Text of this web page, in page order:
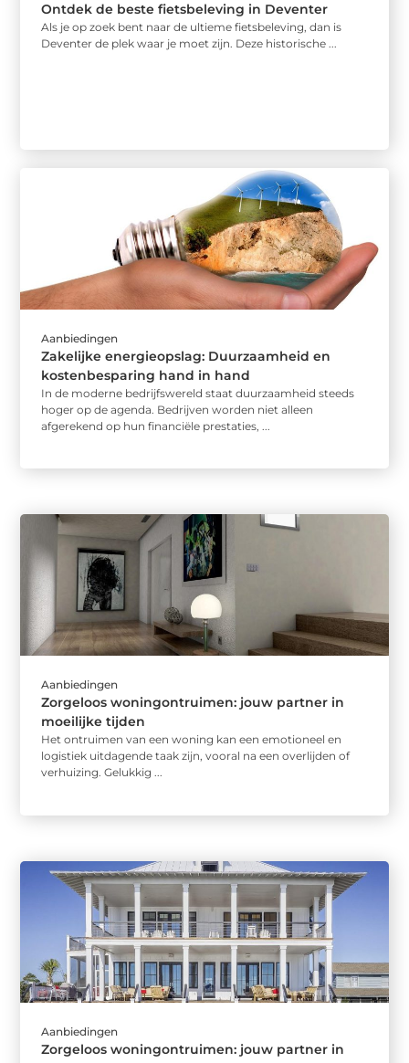
Ontdek de beste fietsbeleving in Deventer
Als je op zoek bent naar de ultieme fietsbeleving, dan is
Deventer de plek waar je moet zijn. Deze historische ...
Aanbiedingen
Zakelijke energieopslag: Duurzaamheid en
kostenbesparing hand in hand
In de moderne bedrijfswereld staat duurzaamheid steeds
hoger op de agenda. Bedrijven worden niet alleen
afgerekend op hun financiële prestaties, ...
Aanbiedingen
Zorgeloos woningontruimen: jouw partner in
moeilijke tijden
Het ontruimen van een woning kan een emotioneel en
logistiek uitdagende taak zijn, vooral na een overlijden of
verhuizing. Gelukkig ...
Aanbiedingen
Zorgeloos woningontruimen: jouw partner in